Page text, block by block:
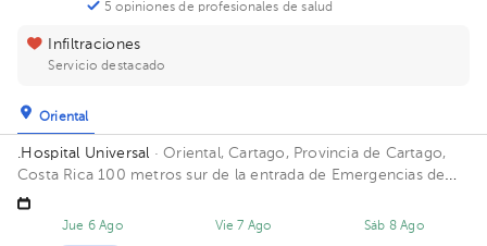
5 opiniones de profesionales de salud
Infiltraciones
Servicio destacado
Oriental
.Hospital Universal · Oriental, Cartago, Provincia de Cartago,
Costa Rica100 metros sur de la entrada de Emergencias de
Hospital Max Peralta Edificio Principal. Piso 2. Consultorio 205.
Jue 6 Ago Vie 7 Ago Sáb 8 Ago